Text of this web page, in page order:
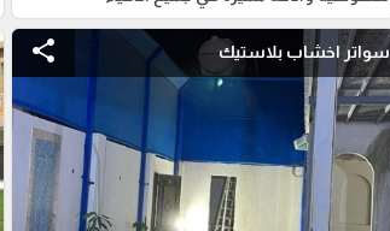
share سواتر اخشاب بلاستيك